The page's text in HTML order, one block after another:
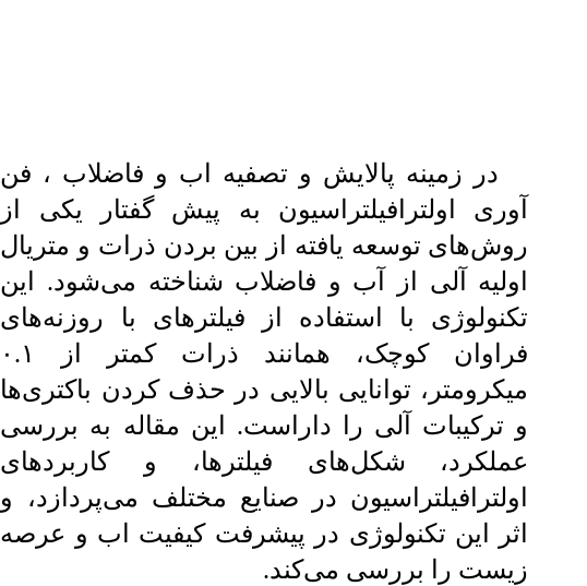
در زمینه پالایش و تصفیه اب و فاضلاب ، فن
آوری اولترافیلتراسیون به پیش گفتار یکی از
روش‌های توسعه یافته از بین بردن ذرات و متریال
اولیه آلی از آب و فاضلاب شناخته می‌شود. این
تکنولوژی با استفاده از فیلترهای با روزنه‌های
فراوان کوچک، همانند ذرات کمتر از ۰.۱
میکرومتر، توانایی بالایی در حذف کردن باکتری‌ها
و ترکیبات آلی را داراست. این مقاله به بررسی
عملکرد، شکل‌های فیلترها، و کاربردهای
اولترافیلتراسیون در صنایع مختلف می‌پردازد، و
اثر این تکنولوژی در پیشرفت کیفیت اب و عرصه
زیست را بررسی می‌کند.